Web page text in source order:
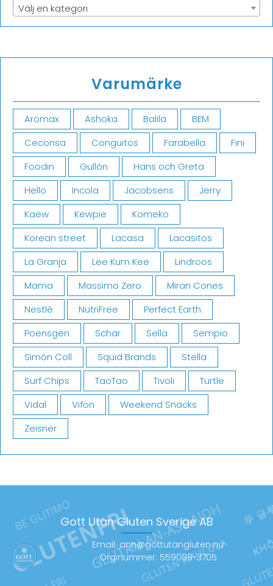
Välj en kategori
Varumärke
Aromax Ashoka Balila
BEM
Ceconsa
Conguitos Farabella
Fini
Foodin
Gullón
Hans och Greta
Hello
Incola Jacobsens
Jerry
Kaew
Kewpie
Komeko
Korean street
Lacasa
Lacasitos
La Granja
Lee Kum Kee
Lindroos
Mama
Massimo Zero
Miran Cones
Nestlé
NutriFree
Perfect Earth
Poensgen
Schär Sella
Sempio
Simón Coll
Squid Brands
Stella
Surf Chips
TaoTao Tivoli
Turtle
Vidal
Vifon
Weekend Snacks
Zeisner
Gott Utan Gluten Sverige AB
Email: ann@gottutangluten.nu
Org.nummer: 559098-3705